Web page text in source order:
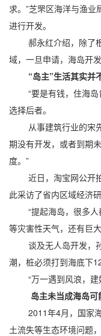
求。”芝罘区海洋与渔
进行开发。
郝永红介绍，除了根
域，一旦申请，海岛开
“岛主”生活其实并
“要是有钱，住海岛肯
选择后者。
从事建筑行业的宋先
期没有开发，或者到期
度。”
近日，淘宝网公开拍
此采访了省内区域经济
“提起海岛，很多人都
等灾害性天气，还有巨
谈及无人岛开发，孙
潮，桩必须打到海底下
“万一遇到风浪，建好
岛主未当成海岛
2011年4月，国家海
土流失等生态环境问题